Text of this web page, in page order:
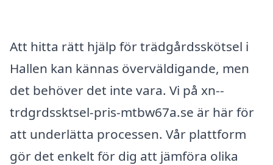
Att hitta rätt hjälp för trädgårdsskötsel i
Hallen kan kännas överväldigande, men
det behöver det inte vara. Vi på xn--
trdgrdssktsel-pris-mtbw67a.se är här för
att underlätta processen. Vår plattform
gör det enkelt för dig att jämföra olika